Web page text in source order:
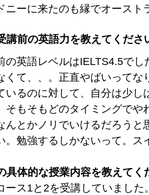
ニーに来たのも縁でオースト
講前の英語力を教えてくださ
の英語レベルはIELTS4.5で
くて、、。正直やばいって
いるのに対して、自分は少
そもそもどのタイミングでや
んとかノリでいけるだろう
。勉強するしかないって。ス
具体的な授業内容を教えてく
ース1と2を受講していまし